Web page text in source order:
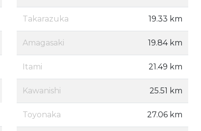
Takarazuka 19.33 km
Amagasaki 19.84 km
Itami 21.49 km
Kawanishi 25.51 km
Toyonaka 27.06 km